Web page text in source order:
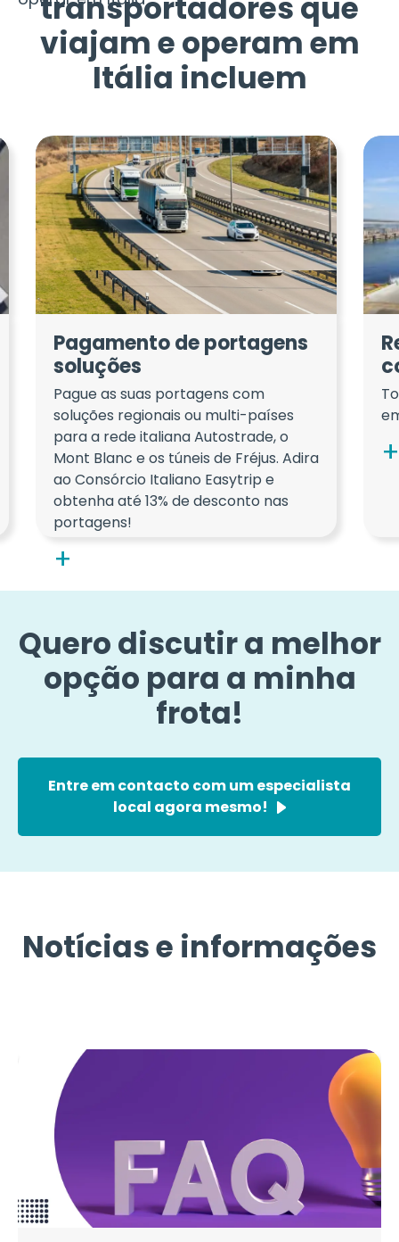
transportadores que
viajam e operam em
Itália incluem
Pagamento de portagens
soluções
Pague as suas portagens com
soluções regionais ou multi-países
para a rede italiana Autostrade, o
Mont Blanc e os túneis de Fréjus. Adira
ao Consórcio Italiano Easytrip e
obtenha até 13% de desconto nas
portagens!
Quero discutir a melhor
opção para a minha
frota!
Entre em contacto com um especialista
local agora mesmo!
Notícias e informações